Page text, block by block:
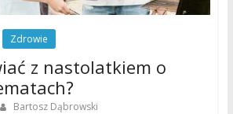
Zdrowie
z nastolatkiem o
Bartosz Dąbrowski